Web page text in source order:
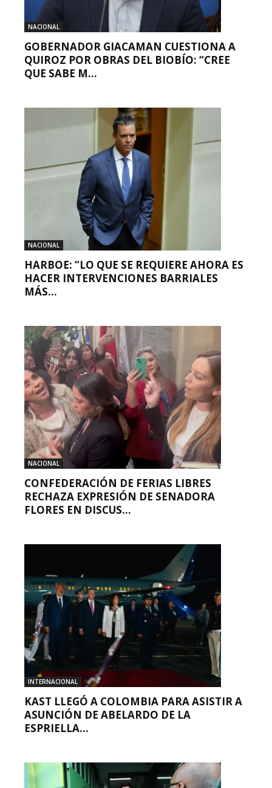
NACIONAL
GOBERNADOR GIACAMAN CUESTIONA A
QUIROZ POR OBRAS DEL BIOBÍO: “CREE
QUE SABE M...
NACIONAL
HARBOE: “LO QUE SE REQUIERE AHORA ES
HACER INTERVENCIONES BARRIALES
MÁS...
NACIONAL
CONFEDERACIÓN DE FERIAS LIBRES
RECHAZA EXPRESIÓN DE SENADORA
FLORES EN DISCUS...
INTERNACIONAL
KAST LLEGÓ A COLOMBIA PARA ASISTIR A
ASUNCIÓN DE ABELARDO DE LA
ESPRIELLA...